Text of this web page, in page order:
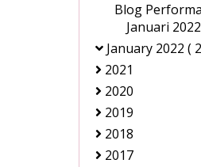
Blog
Januari 2022
January 2022 (
2021
2020
2019
2018
2017